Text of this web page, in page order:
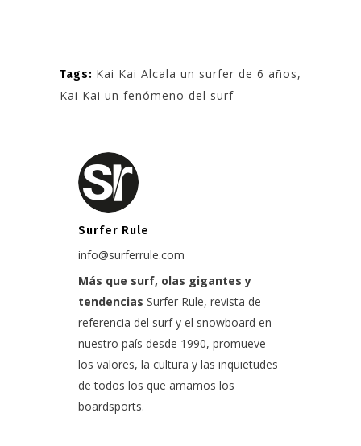
Tags: Kai Kai Alcala un surfer de 6 años,
Kai Kai un fenómeno del surf
Surfer Rule
info@surferrule.com
Más que surf, olas gigantes y
tendencias Surfer Rule, revista de
referencia del surf y el snowboard en
nuestro país desde 1990, promueve
los valores, la cultura y las inquietudes
de todos los que amamos los
boardsports.